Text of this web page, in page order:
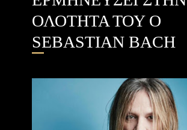
ΟΛΟΤΗΤΑ ΤΟΥ Ο
SEBASTIAN BACH